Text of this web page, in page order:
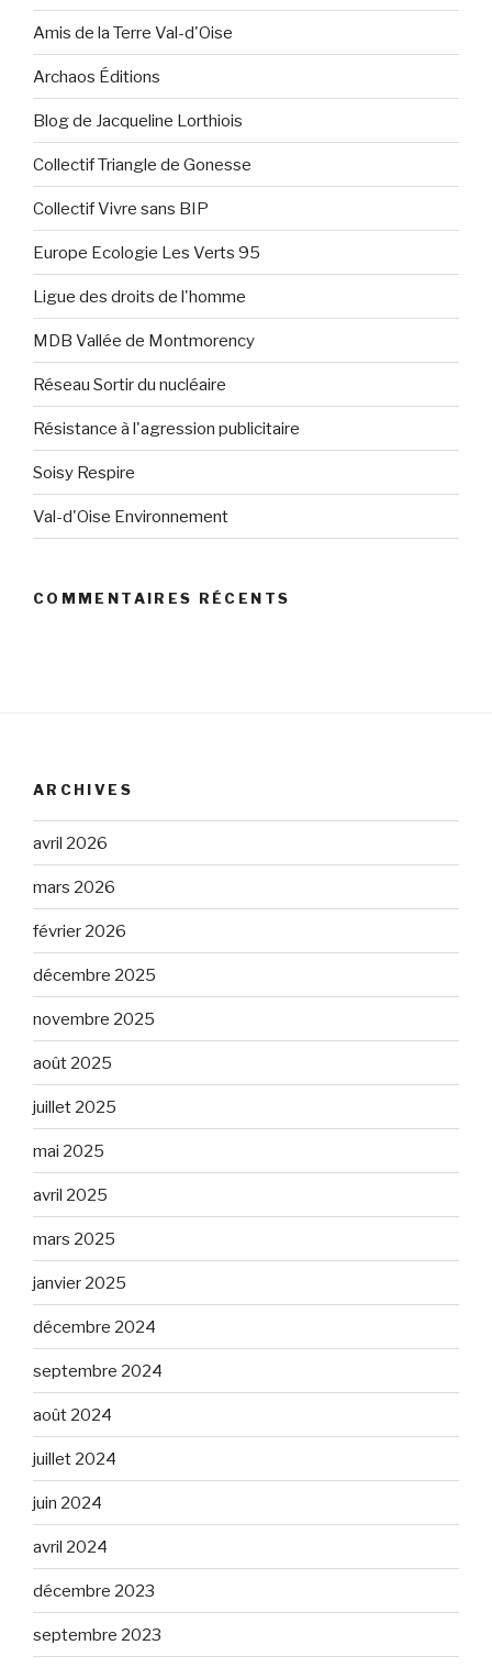
Amis de la Terre Val-d'Oise
Archaos Éditions
Blog de Jacqueline Lorthiois
Collectif Triangle de Gonesse
Collectif Vivre sans BIP
Europe Ecologie Les Verts 95
Ligue des droits de l'homme
MDB Vallée de Montmorency
Réseau Sortir du nucléaire
Résistance à l'agression publicitaire
Soisy Respire
Val-d'Oise Environnement
COMMENTAIRES RÉCENTS
ARCHIVES
avril 2026
mars 2026
février 2026
décembre 2025
novembre 2025
août 2025
juillet 2025
mai 2025
avril 2025
mars 2025
janvier 2025
décembre 2024
septembre 2024
août 2024
juillet 2024
juin 2024
avril 2024
décembre 2023
septembre 2023